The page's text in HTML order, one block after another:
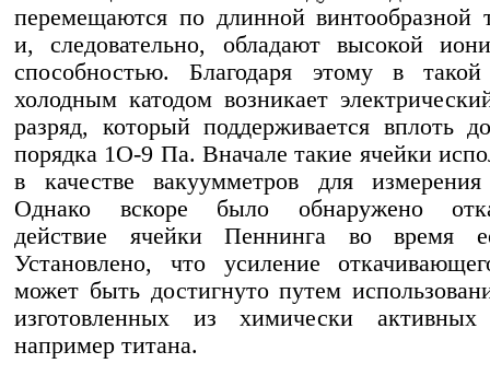
перемещаются по длинной винтообразной
и, следовательно, обладают высокой
способностью. Благодаря этому в
холодным катодом возникает
разряд, который поддерживается вплоть
порядка 1O-9 Па. Вначале такие ячейки
в качестве вакуумметров для измерения
Однако вскоре было обнаружено
действие ячейки Пеннинга во время
Установлено, что усиление
может быть достигнуто путем
изготовленных из химически активных
например титана.